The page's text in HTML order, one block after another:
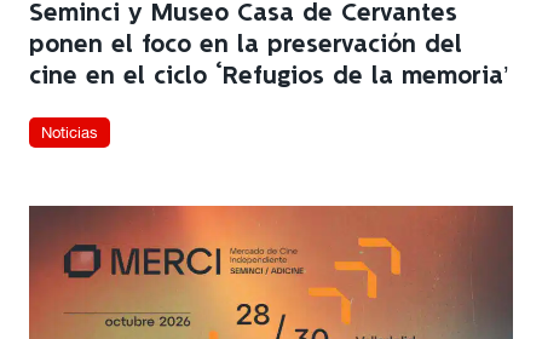
Seminci y Museo Casa de Cervantes
ponen el foco en la preservación del
cine en el ciclo ‘Refugios de la memoria’
Noticias